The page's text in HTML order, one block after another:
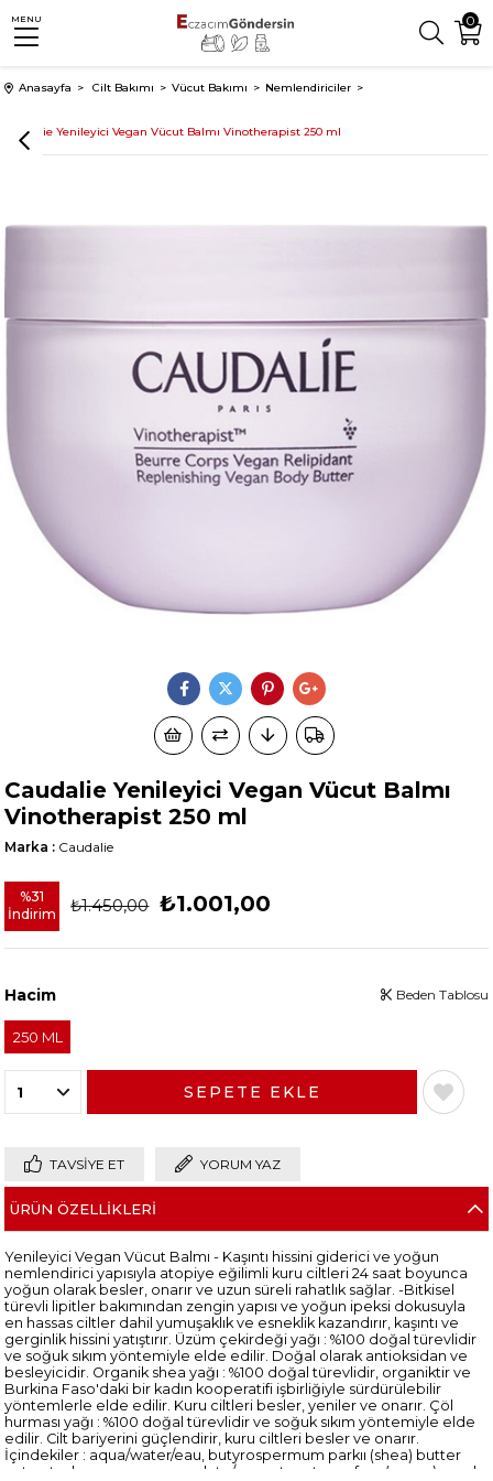
0
MENU
Anasayfa Cilt Bakımı Vücut Bakımı Nemlendiriciler
Caudalie Yenileyici Vegan Vücut Balmı Vinotherapist 250 ml
Caudalie Yenileyici Vegan Vücut Balmı
Vinotherapist 250 ml
Marka : Caudalie
%31
İndirim
₺1.450,00 ₺1.001,00
Hacim
250 ML
Beden Tablosu
TAVSIYE ET YORUM YAZ
ÜRÜN ÖZELLIKLERI
Yenileyici Vegan Vücut Balmı - Kaşıntı hissini giderici ve yoğun
nemlendirici yapısıyla atopiye eğilimli kuru ciltleri 24 saat boyunca
yoğun olarak besler, onarır ve uzun süreli rahatlık sağlar. -Bitkisel
türevli lipitler bakımından zengin yapısı ve yoğun ipeksi dokusuyla
en hassas ciltler dahil yumuşaklık ve esneklik kazandırır, kaşıntı ve
gerginlik hissini yatıştırır. Üzüm çekirdeği yağı : %100 doğal türevlidir
ve soğuk sıkım yöntemiyle elde edilir. Doğal olarak antioksidan ve
besleyicidir. Organik shea yağı : %100 doğal türevlidir, organiktir ve
Burkina Faso'daki bir kadın kooperatifi işbirliğiyle sürdürülebilir
yöntemlerle elde edilir. Kuru ciltleri besler, yeniler ve onarır. Çöl
hurması yağı : %100 doğal türevlidir ve soğuk sıkım yöntemiyle elde
edilir. Cilt bariyerini güçlendirir, kuru ciltleri besler ve onarır.
İçindekiler : aqua/water/eau, butyrospermum parkıı (shea) butter
extract, glycerın, cococaprylate/ caprate, vıtıs vınıfera (grape) seed